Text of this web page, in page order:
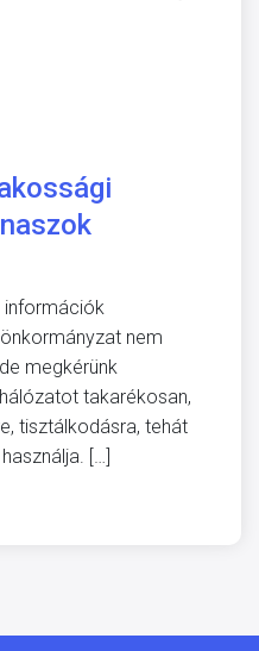
információk
nem
megkérünk
takarékosan,
tisztálkodásra, tehát
[…]